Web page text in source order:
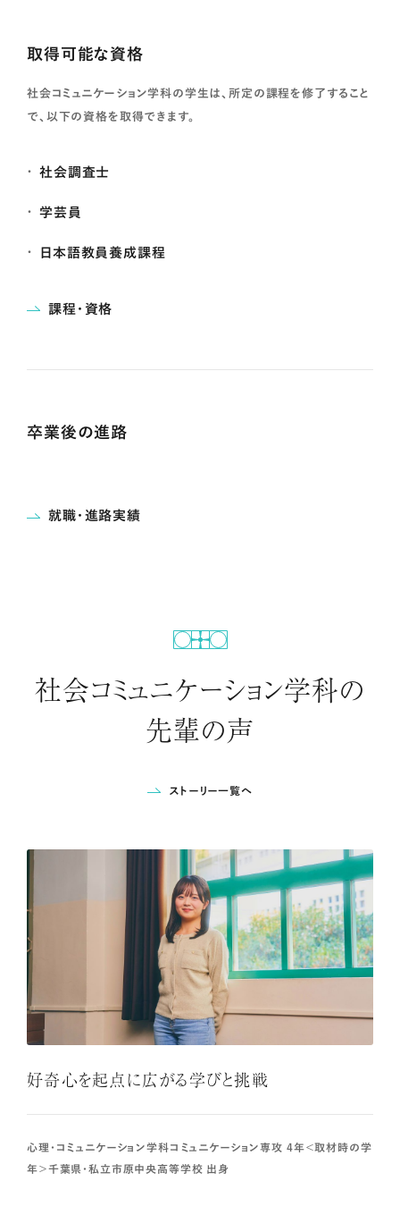
取得可能な資格
社会コミュニケーション学科の学生は、所定の課程を修了すること
で、以下の資格を取得できます。
社会調査士
学芸員
日本語教員養成課程
課程・資格
卒業後の進路
就職・進路実績
社会コミュニケーション学科の
先輩の声
ストーリー一覧へ
好奇心を起点に広がる学びと挑戦
心理・コミュニケーション学科コミュニケーション専攻 4年＜取材時の学
年＞千葉県・私立市原中央高等学校 出身